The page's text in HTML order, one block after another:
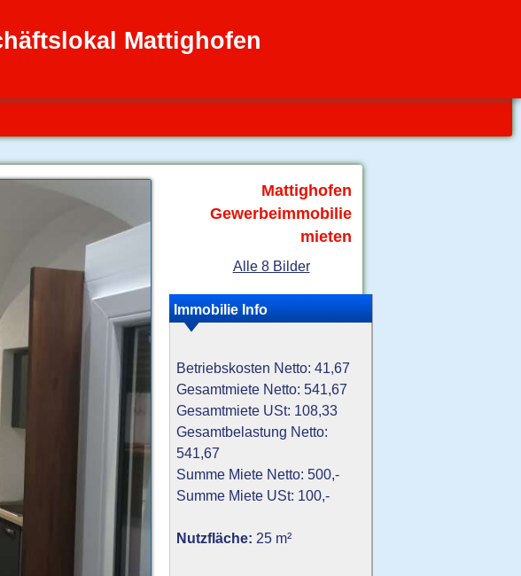
Mattighofen
Mattighofen
Gewerbeimmobilie
mieten
Alle 8 Bilder
Immobilie Info
Betriebskosten Netto: 41,67
Gesamtmiete Netto: 541,67
Gesamtmiete USt: 108,33
Gesamtbelastung Netto:
541,67
Summe Miete Netto: 500,-
Summe Miete USt: 100,-
Nutzfläche: 25 m²